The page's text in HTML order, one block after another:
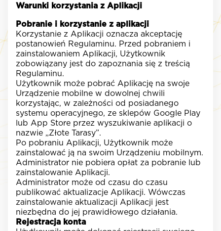
Warunki korzystania z Aplikacji
Pobranie i korzystanie z aplikacji
Korzystanie z Aplikacji oznacza akceptację
postanowień Regulaminu. Przed pobraniem i
zainstalowaniem Aplikacji, Użytkownik
zobowiązany jest do zapoznania się z treścią
Regulaminu.
Użytkownik może pobrać Aplikację na swoje
Urządzenie mobilne w dowolnej chwili
korzystając, w zależności od posiadanego
systemu operacyjnego, ze sklepów Google Play
lub App Store przez wyszukiwanie aplikacji o
nazwie „Złote Tarasy”.
Po pobraniu Aplikacji, Użytkownik może
zainstalować ją na swoim Urządzeniu mobilnym.
Administrator nie pobiera opłat za pobranie lub
zainstalowanie Aplikacji.
Administrator może od czasu do czasu
publikować aktualizacje Aplikacji. Wówczas
zainstalowanie aktualizacji Aplikacji jest
niezbędna do jej prawidłowego działania.
Rejestracja konta